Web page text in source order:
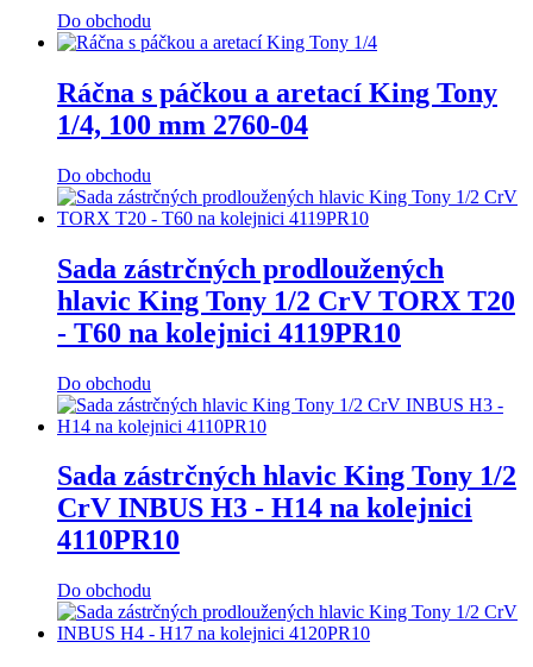
Do obchodu
Ráčna s páčkou a aretací King Tony
1/4, 100 mm 2760-04
Do obchodu
Sada zástrčných prodloužených
hlavic King Tony 1/2 CrV TORX T20
- T60 na kolejnici 4119PR10
Do obchodu
Sada zástrčných hlavic King Tony 1/2
CrV INBUS H3 - H14 na kolejnici
4110PR10
Do obchodu